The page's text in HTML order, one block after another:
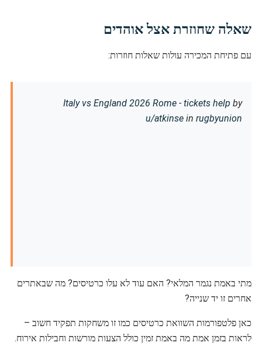
שאלה שחוזרת אצל אוהדים
עם פתיחת המכירה עולות שאלות חוזרות:
Italy vs England 2026 Rome - tickets help by
u/atkinse in rugbyunion
מתי באמת נגמר המלאי? האם עוד לא עלו כרטיסים? מה שבאתרים
אחרים זו יד שנייה?
כאן פלטפורמות השוואת כרטיסים כמו זו משחקות תפקיד חשוב –
לראות בזמן אמת מה באמת זמין כולל הצעות מורשות וחבילות אירוח.